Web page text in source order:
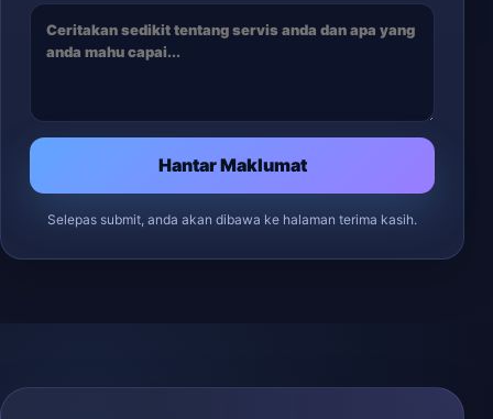
Hantar Maklumat
Selepas submit, anda akan dibawa ke halaman terima kasih.